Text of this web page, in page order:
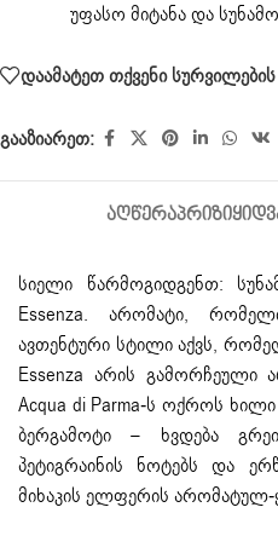
უფასო მიტანა და
დაამატეთ თქვენი სურვილების
გააზიარეთ:
ᲐᲦᲬᲔᲠᲐᲞᲠᲘᲖᲘ
სიელი წარმოგიდგენთ:
Essenza. არომატი,
ავთენტური სტილი აქვს,
Essenza არის გამორჩეული
Acqua di Parma-ს ოქროს
ბერგამოტი – ხვდება
პეტიგრაინის ნოტებს და
მიხაკის ელფერის